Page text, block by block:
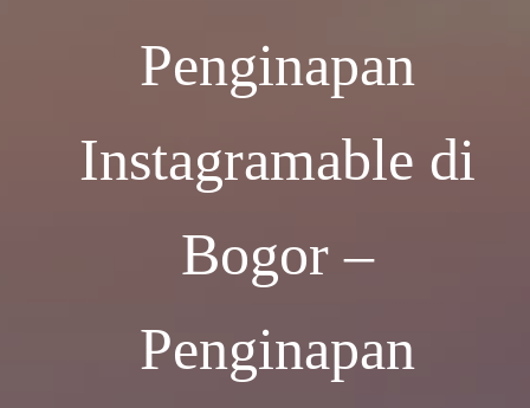
Penginapan
Instagramable di
Bogor –
Penginapan